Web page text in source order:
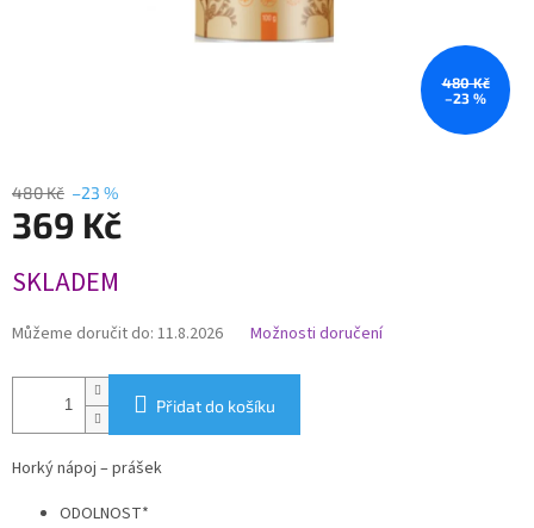
480 Kč
–23 %
480 Kč –23 %
369 Kč
cena:
SKLADEM
Můžeme doručit do: 11.8.2026 Možnosti doručení
Přidat do košíku
Horký nápoj – prášek
ODOLNOST*